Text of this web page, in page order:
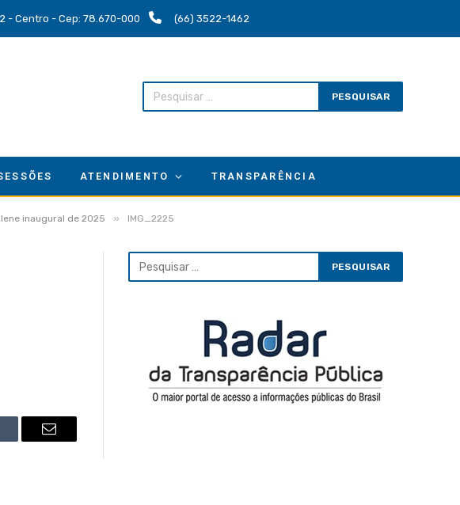
- Centro - Cep: 78.670-000 (66) 3522-1462
ATENDIMENTO TRANSPARÊNCIA
inaugural de 2025 » IMG_2225
Email